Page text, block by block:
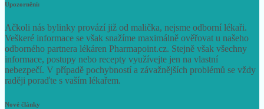
Upozornění:
Ačkoli nás bylinky provází již od malička, nejsme odborní lékaři.
Veškeré informace se však snažíme maximálně ověřovat u našeho
odborného partnera lékáren Pharmapoint.cz. Stejně však všechny
informace, postupy nebo recepty využívejte jen na vlastní
nebezpečí. V případě pochybností a závažnějších problémů se vždy
raději poraďte s vaším lékařem.
Nové články